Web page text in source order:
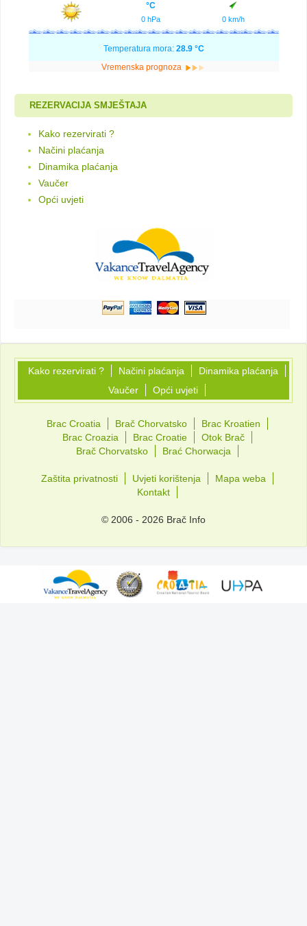
°C
0 hPa 0 km/h
Temperatura mora:28.9 °C
Vremenska prognoza
REZERVACIJA SMJEŠTAJA
Kako rezervirati ?
Načini plaćanja
Dinamika plaćanja
Vaučer
Opći uvjeti
Kako rezervirati ? Načini plaćanja
Dinamika plaćanja
Vaučer
Opći uvjeti
Brac Croatia Brač Chorvatsko
Brac Kroatien
Brac Croazia
Brac Croatie
Otok Brač
Brač Chorvatsko
Brać Chorwacja
Zaštita privatnosti Uvjeti korištenja
Mapa weba
Kontakt
© 2006 - 2026 Brač Info